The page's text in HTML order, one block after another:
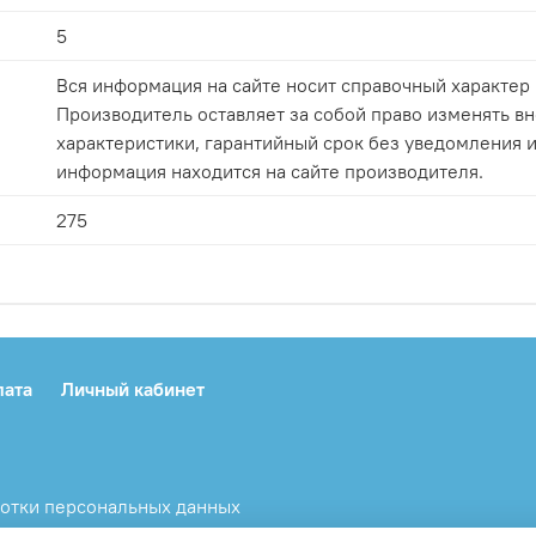
5
Вся информация на сайте носит справочный
Производитель оставляет за собой право изменять
характеристики, гарантийный срок без уведомления
информация находится на сайте производителя.
275
Личный кабинет
персональных данных